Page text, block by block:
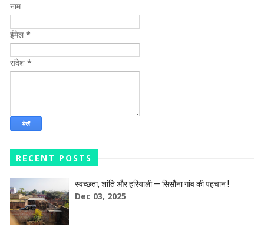
नाम
ईमेल*
संदेश *
RECENT POSTS
स्वच्छता, शांति और हरियाली — सिसौना गांव की पहचान !
Dec 03, 2025